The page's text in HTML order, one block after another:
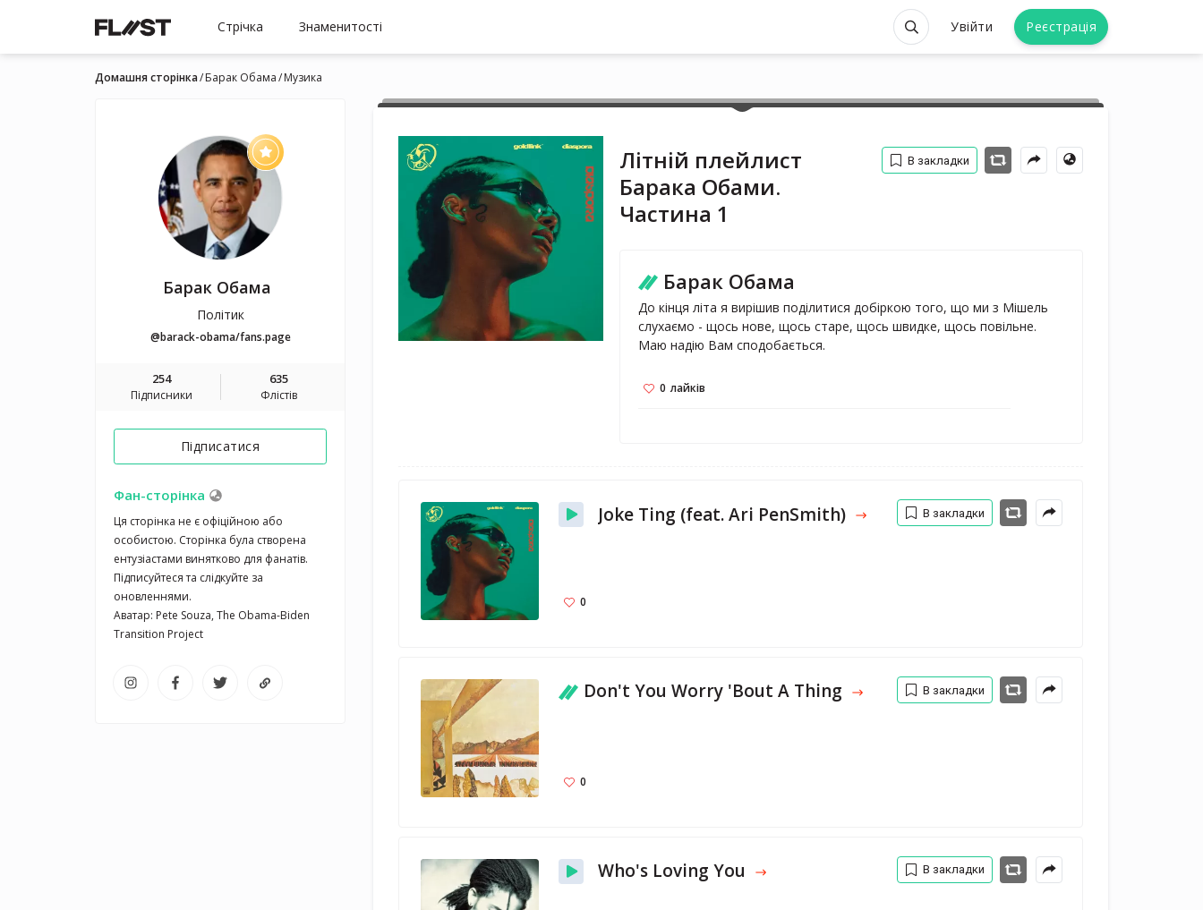
Стрічка Знаменитості Увійти Реєстрація
Домашня сторінка Барак Обама Музика
Барак Обама
Політик
@barack-obama/fans.page
254
Підписники
635
Флістів
Підписатися
Фан-сторінка
Ця сторінка не є офіційною або
особистою. Сторінка була створена
ентузіастами винятково для фанатів.
Підписуйтеся та слідкуйте за
оновленнями.
Аватар: Pete Souza, The Obama-Biden
Transition Project
Літній плейлист
Барака Обами.
Частина 1
Барак Обама
До кінця літа я вирішив поділитися добіркою того, що ми з Мішель
слухаємо - щось нове, щось старе, щось швидке, щось повільне.
Маю надію Вам сподобається.
0 лайків
В закладки
Joke Ting (feat. Ari PenSmith)
0
В закладки
Don't You Worry 'Bout A Thing
0
В закладки
Who's Loving You В закладки